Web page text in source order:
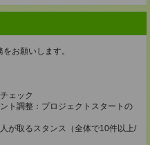
お願いします。
ェック
ト調整：プロジェクトスタートの
が取るスタンス（全体で10件以上/